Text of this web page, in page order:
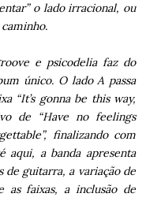
o lado irracional, ou
e psicodelia faz do
único. O lado A passa
“It’s gonna be this way,
de “Have no feelings
finalizando com
aqui, a banda apresenta
de guitarra, a variação de
as faixas, a inclusão de